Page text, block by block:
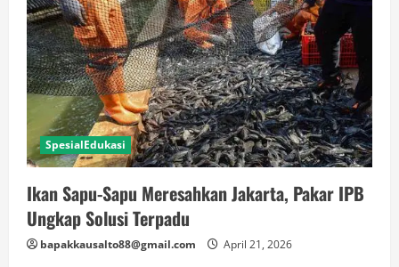
SpesialEdukasi
Ikan Sapu-Sapu Meresahkan Jakarta, Pakar IPB
Ungkap Solusi Terpadu
bapakkausalto88@gmail.com April 21, 2026